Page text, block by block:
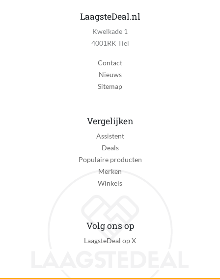
LaagsteDeal.nl
Kwelkade 1
4001RK Tiel
Contact
Nieuws
Sitemap
Vergelijken
Assistent
Deals
Populaire producten
Merken
Winkels
Volg ons op
LaagsteDeal op X